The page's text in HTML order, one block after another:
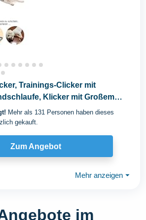
Trainings-Clicker mit
Klicker mit Großem
Mehr als 131 Personen haben dieses
gekauft.
Zum Angebot
Mehr anzeigen ⏷
im